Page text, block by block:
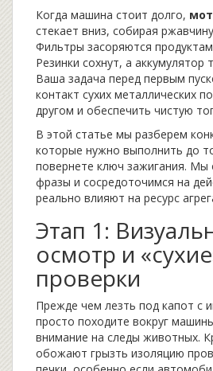
Когда машина стоит долго,
стекает вниз, собирая
Фильтры засоряются
Резинки сохнут, а аккумулятор
Ваша задача перед первым
контакт сухих металлических
другом и обеспечить чистую
В этой статье мы разберем
которые нужно выполнить до
повернете ключ зажигания.
фразы и сосредоточимся на
реально влияют на ресурс
Этап 1:
осмотр и
проверки
Прежде чем лезть под капот с
просто походите вокруг
внимание на следы животных.
обожают грызть изоляцию